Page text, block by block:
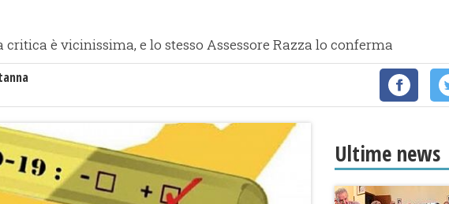
è vicinissima, e lo stesso Assessore Razza lo conferma
Ultime news